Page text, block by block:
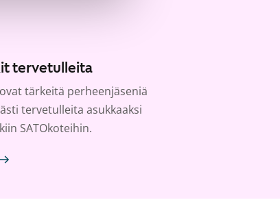
tervetulleita
tärkeitä perheenjäseniä
tervetulleita asukkaaksi
SATOkoteihin.